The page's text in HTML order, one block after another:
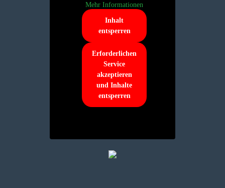
Mehr Informationen
Inhalt
entsperren
Erforderlichen
Service
akzeptieren
und Inhalte
entsperren